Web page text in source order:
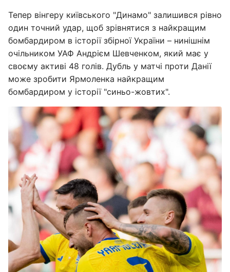
Тепер вінгеру київського "Динамо" залишився рівно
один точний удар, щоб зрівнятися з найкращим
бомбардиром в історії збірної України – нинішнім
очільником УАФ Андрієм Шевченком, який має у
своєму активі 48 голів. Дубль у матчі проти Данії
може зробити Ярмоленка найкращим
бомбардиром у історії "синьо-жовтих".